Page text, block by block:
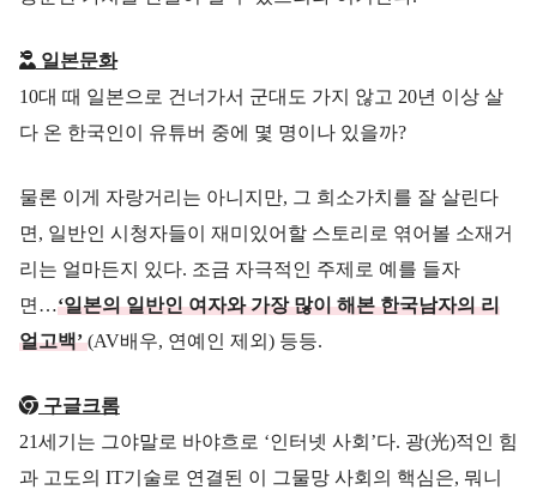
일본문화
10대 때 일본으로 건너가서 군대도 가지 않고 20년 이상 살
다 온 한국인이 유튜버 중에 몇 명이나 있을까?
물론 이게 자랑거리는 아니지만, 그 희소가치를 잘 살린다
면, 일반인 시청자들이 재미있어할 스토리로 엮어볼 소재거
리는 얼마든지 있다. 조금 자극적인 주제로 예를 들자
면…‘일본의 일반인 여자와 가장 많이 해본 한국남자의 리
얼고백’(AV배우, 연예인 제외) 등등.
구글크롬
21세기는 그야말로 바야흐로 ‘인터넷 사회’다. 광(光)적인 힘
과 고도의 IT기술로 연결된 이 그물망 사회의 핵심은, 뭐니